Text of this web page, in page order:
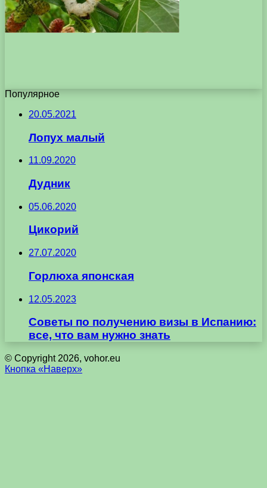
Популярное
20.05.2021
Лопух малый
11.09.2020
Дудник
05.06.2020
Цикорий
27.07.2020
Горлюха японская
12.05.2023
Советы по получению визы в Испанию:
все, что вам нужно знать
© Copyright 2026, vohor.eu
Кнопка «Наверх»